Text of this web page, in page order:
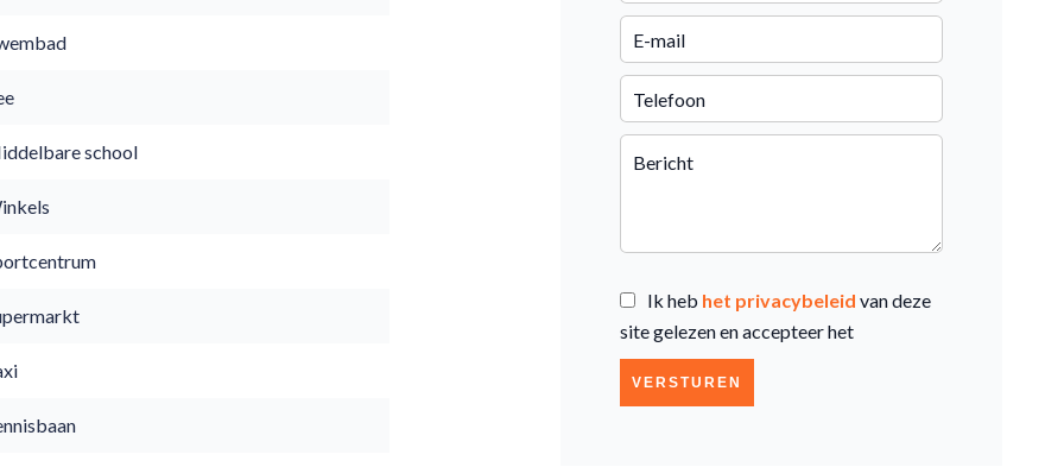
school
Ik heb het privacybeleid van deze
site gelezen en accepteer het
VERSTUREN